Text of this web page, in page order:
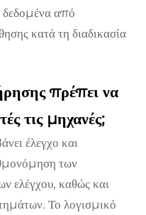
από
κατά τη διαδικασία
πρέπει να
τις μηχανές;
έλεγχο και
των
ελέγχου, καθώς και
Το λογισμικό